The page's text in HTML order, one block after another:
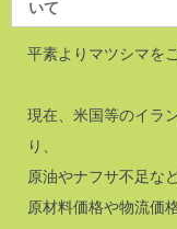
いて
平素よりマツシマを
現在、米国等のイラ
り、
原油やナフサ不足な
原材料価格や物流価